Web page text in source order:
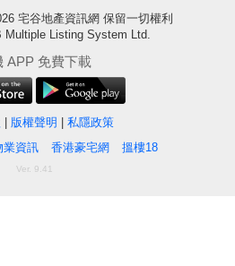
宅谷地產資訊網 保留一切權利
Multiple Listing System Ltd.
APP 免費下載
版權聲明
私隱政策
業資訊 香港豪宅網 搵樓18
Ver. 9.41